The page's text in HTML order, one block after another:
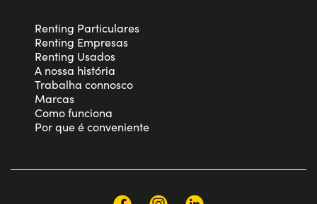
Renting Particulares
Renting Empresas
Renting Usados
A nossa história
Trabalha connosco
Marcas
Como funciona
Por que é conveniente